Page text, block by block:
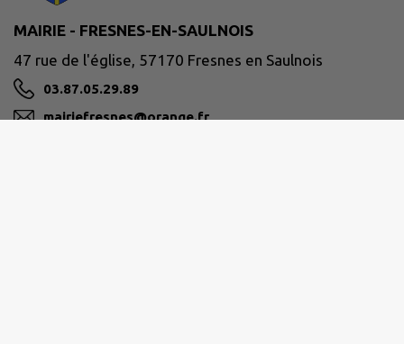
MAIRIE - FRESNES-EN-SAULNOIS
47 rue de l'église, 57170 Fresnes en Saulnois
03.87.05.29.89
mairiefresnes@orange.fr